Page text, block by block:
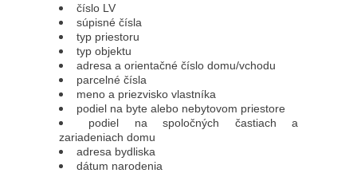
číslo LV
súpisné čísla
typ priestoru
typ objektu
adresa a orientačné číslo domu/vchodu
parcelné čísla
meno a priezvisko vlastníka
podiel na byte alebo nebytovom priestore
podiel na spoločných častiach a
zariadeniach domu
adresa bydliska
dátum narodenia